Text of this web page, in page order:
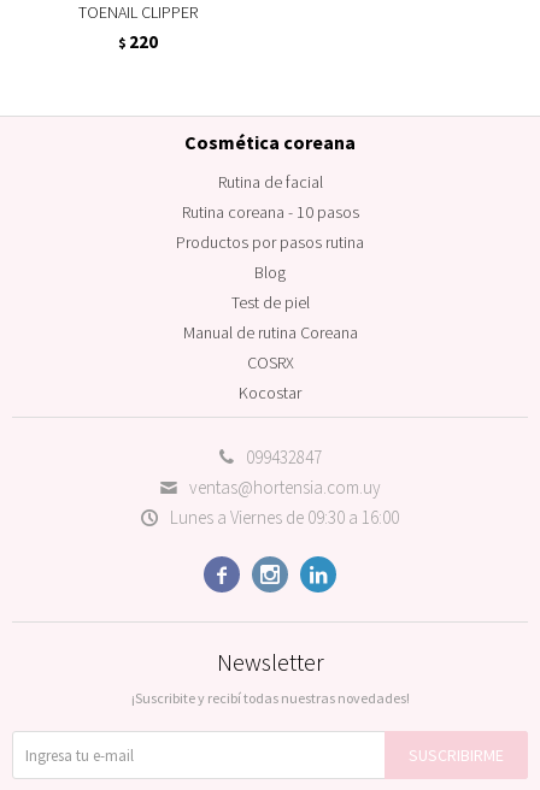
TOENAIL CLIPPER
$ 220
099432847
ventas@hortensia.com.uy
Lunes a Viernes de 09:30 a 16:00
  
Cosmética coreana
Rutina de facial
Rutina coreana - 10 pasos
Productos por pasos rutina
Blog
Test de piel
Manual de rutina Coreana
COSRX
Kocostar
Newsletter
¡Suscribite y recibí todas nuestras novedades!
SUSCRIBIRME